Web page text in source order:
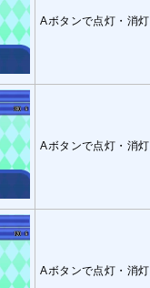
Aボタンで点灯・消灯
Aボタンで点灯・消灯
Aボタンで点灯・消灯